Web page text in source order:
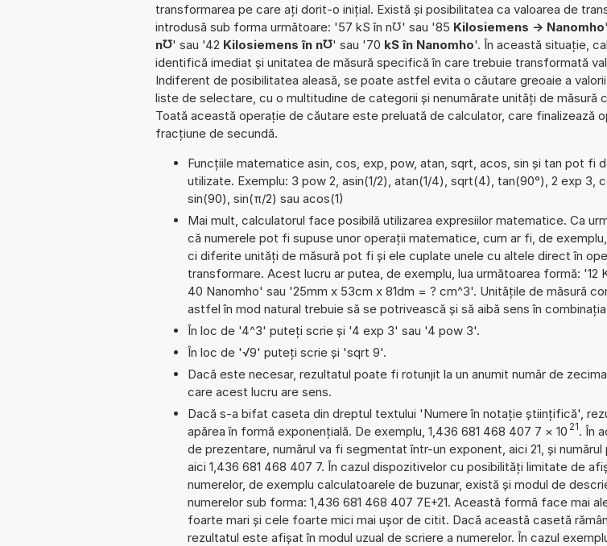
transformarea pe care ați dorit-o inițial. Există și posibilitatea ca valoarea de
introdusă sub forma următoare: '57 kS în n℧' sau '85 Kilosiemens -> Nanomho
n℧' sau '42 Kilosiemens în n℧' sau '70 kS în Nanomho'. În această situație,
identifică imediat și unitatea de măsură specifică în care trebuie transformată
Indiferent de posibilitatea aleasă, se poate astfel evita o căutare greoaie a
liste de selectare, cu o multitudine de categorii și nenumărate unități de măsură
Toată această operație de căutare este preluată de calculator, care finalizează
fracțiune de secundă.
Funcțiile matematice asin, cos, exp, pow, atan, sqrt, acos, sin și tan pot fi
utilizate. Exemplu: 3 pow 2, asin(1/2), atan(1/4), sqrt(4), tan(90°), 2 exp 3,
sin(90), sin(π/2) sau acos(1)
Mai mult, calculatorul face posibilă utilizarea expresiilor matematice. Ca
că numerele pot fi supuse unor operații matematice, cum ar fi, de
ci diferite unități de măsură pot fi și ele cuplate unele cu altele direct în
transformare. Acest lucru ar putea, de exemplu, lua următoarea formă: '12
40 Nanomho' sau '25mm x 53cm x 81dm = ? cm^3'. Unitățile de măsură
astfel în mod natural trebuie să se potrivească și să aibă sens în
În loc de '4^3' puteți scrie și '4 exp 3' sau '4 pow 3'.
În loc de '√9' puteți scrie și 'sqrt 9'.
Dacă este necesar, rezultatul poate fi rotunjit la un anumit număr de
care acest lucru are sens.
Dacă s-a bifat caseta din dreptul textului 'Numere în notație științifică',
apărea în formă exponențială. De exemplu, 1,436 681 468 407 7 × 10 21. În
de prezentare, numărul va fi segmentat într-un exponent, aici 21, și numărul
aici 1,436 681 468 407 7. În cazul dispozitivelor cu posibilități limitate de
numerelor, de exemplu calculatoarele de buzunar, există și modul de
numerelor sub forma: 1,436 681 468 407 7E+21. Această formă face mai
foarte mari și cele foarte mici mai ușor de citit. Dacă această casetă
rezultatul este afișat în modul uzual de scriere a numerelor. În cazul